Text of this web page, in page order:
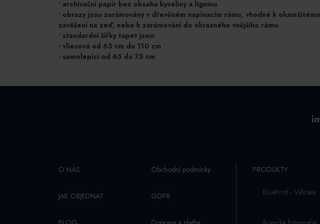
• archivační papír bez obsahu kyseliny a ligninu
• obrazy jsou zarámovány v dřevěném napínacím rámu, vhodné k okamžitému
zavěšení na zeď, nebo k zarámování do okrasného vnějšího rámu
• standardní šířky tapet jsou:
- vliesová od 65 cm do 110 cm
- samolepící od 65 do 75 cm
O NÁS
JAK OBJEDNAT
Obchodní podmínky
GDPR
PRODUKTY
BluePrint - Výkresy